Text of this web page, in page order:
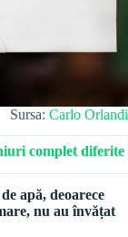
Sursa: Carlo Orlandi
complet diferite
apă, deoarece
nu au învățat